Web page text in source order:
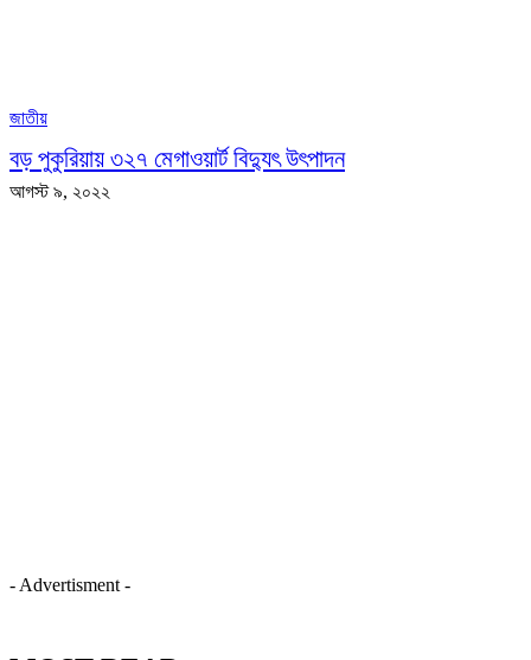
জাতীয়
বড় পুকুরিয়ায় ৩২৭ মেগাওয়ার্ট বিদ্যুৎ উৎপাদন
আগস্ট ৯, ২০২২
- Advertisment -